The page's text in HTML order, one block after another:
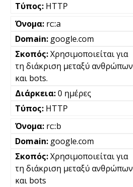
HTTP
rc::a
google.com
Χρησιμοποιείται για
τη διάκριση μεταξύ ανθρώπων
και bots.
0 ημέρες
HTTP
rc::b
google.com
Χρησιμοποιείται για
τη διάκριση μεταξύ ανθρώπων
και bots